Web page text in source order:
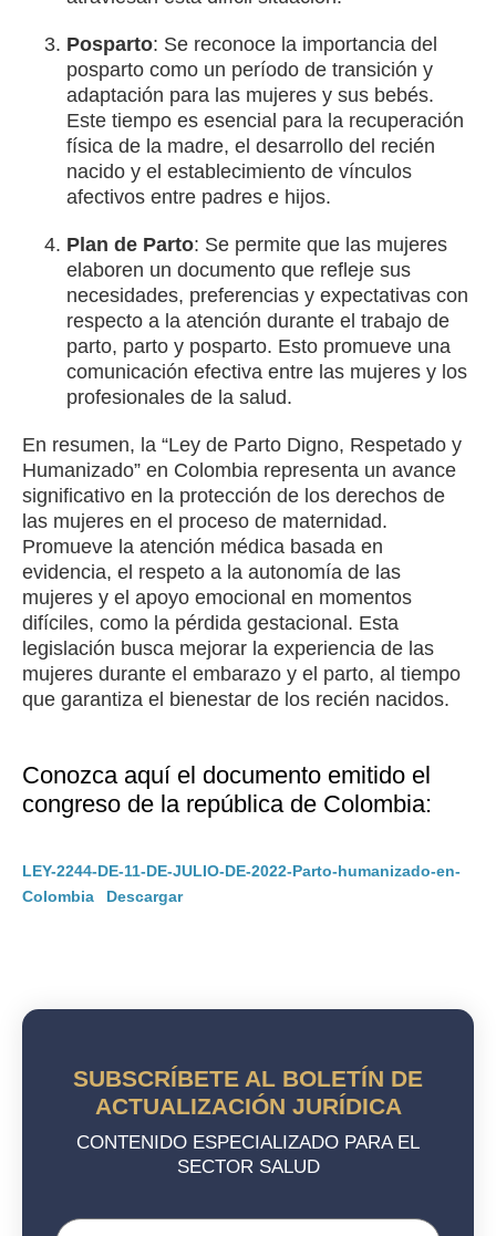
Posparto: Se reconoce la importancia del
posparto como un período de transición y
adaptación para las mujeres y sus bebés.
Este tiempo es esencial para la recuperación
física de la madre, el desarrollo del recién
nacido y el establecimiento de vínculos
afectivos entre padres e hijos.
Plan de Parto: Se permite que las mujeres
elaboren un documento que refleje sus
necesidades, preferencias y expectativas con
respecto a la atención durante el trabajo de
parto, parto y posparto. Esto promueve una
comunicación efectiva entre las mujeres y los
profesionales de la salud.
En resumen, la “Ley de Parto Digno, Respetado y
Humanizado” en Colombia representa un avance
significativo en la protección de los derechos de
las mujeres en el proceso de maternidad.
Promueve la atención médica basada en
evidencia, el respeto a la autonomía de las
mujeres y el apoyo emocional en momentos
difíciles, como la pérdida gestacional. Esta
legislación busca mejorar la experiencia de las
mujeres durante el embarazo y el parto, al tiempo
que garantiza el bienestar de los recién nacidos.
Conozca aquí el documento emitido el
congreso de la república de Colombia:
LEY-2244-DE-11-DE-JULIO-DE-2022-Parto-humanizado-en-
Colombia
Descargar
SUBSCRÍBETE AL BOLETÍN DE
ACTUALIZACIÓN JURÍDICA
CONTENIDO ESPECIALIZADO PARA EL
SECTOR SALUD